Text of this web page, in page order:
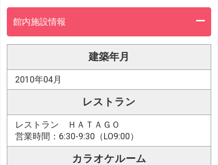
館内施設情報
建築年月
2010年04月
レストラン
レストラン ＨＡＴＡＧＯ
営業時間：6:30-9:30（LO9:00）
カラオケルーム